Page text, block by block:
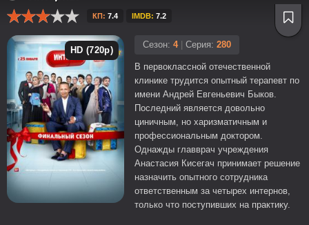
КП: 7.4 IMDB: 7.2
HD (720p)
Сезон: 4 Серия: 280
В первоклассной отечественной
клинике трудится опытный терапевт по
имени Андрей Евгеньевич Быков.
Последний является довольно
циничным, но харизматичным и
профессиональным доктором.
Однажды главврач учреждения
Анастасия Кисегач принимает решение
назначить опытного сотрудника
ответственным за четырех интернов,
только что поступивших на практику.